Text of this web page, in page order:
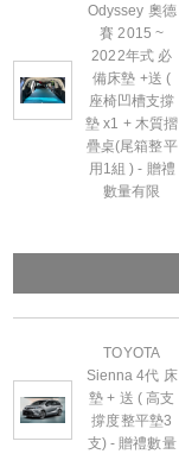
Odyssey 奧德
賽 2015 ~
2022年式 必
備床墊 +送 (
座椅凹槽支撐
墊 x1 + 木質摺
疊桌(尾箱整平
用1組 ) - 贈禮
數量有限
TOYOTA
Sienna 4代 床
墊 + 送 ( 高支
撐度整平墊3
支) - 贈禮數量